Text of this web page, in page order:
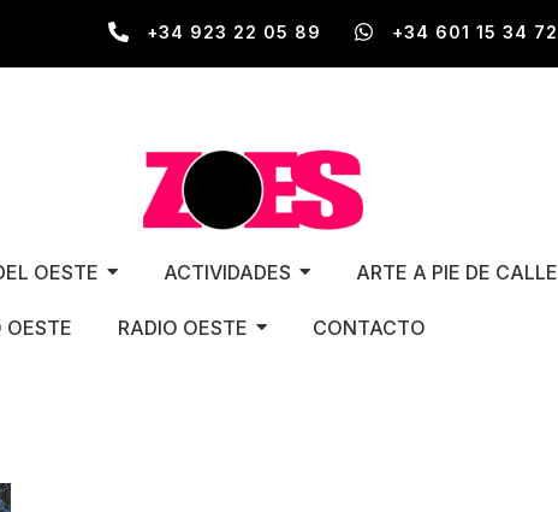
+34 923 22 05 89 +34 601 15 34 72
OESTE ACTIVIDADES ARTE A PIE DE CALLE
OESTE RADIO OESTE CONTACTO